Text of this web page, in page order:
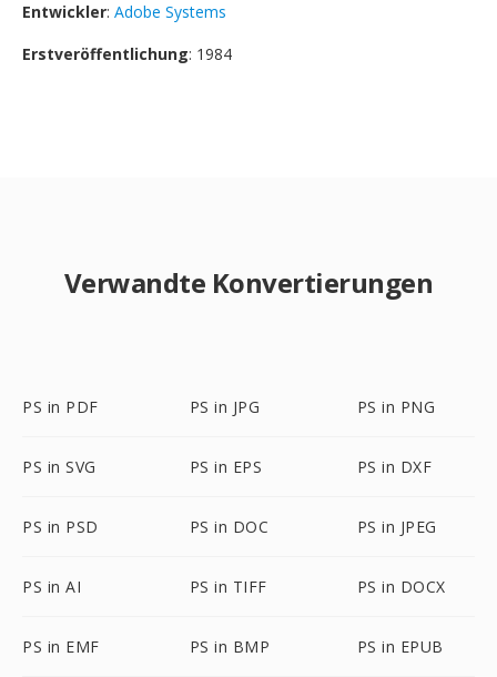
Entwickler: Adobe Systems
Erstveröffentlichung: 1984
Verwandte Konvertierungen
PS in PDF PS in JPG PS in PNG
PS in SVG PS in EPS PS in DXF
PS in PSD PS in DOC PS in JPEG
PS in AI PS in TIFF PS in DOCX
PS in EMF PS in BMP PS in EPUB